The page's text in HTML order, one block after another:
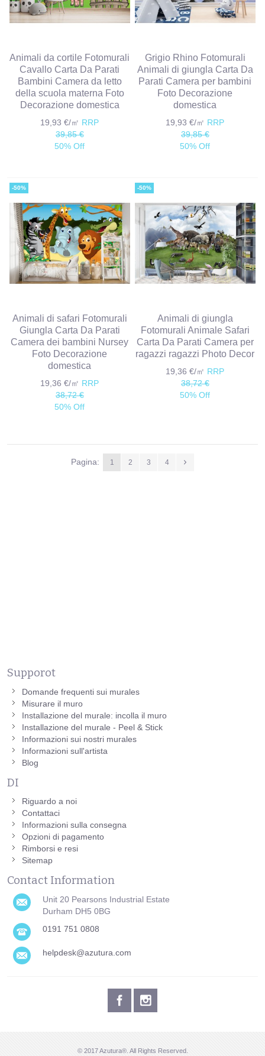
Animali da cortile Fotomurali
Cavallo Carta Da Parati
Bambini Camera da letto
della scuola materna Foto
Decorazione domestica
19,93 €/㎡ RRP
39,85 €
50% Off
Grigio Rhino Fotomurali
Animali di giungla Carta Da
Parati Camera per bambini
Foto Decorazione
domestica
19,93 €/㎡ RRP
39,85 €
50% Off
-50%
Animali di safari Fotomurali
Giungla Carta Da Parati
Camera dei bambini Nursey
Foto Decorazione
domestica
19,36 €/㎡ RRP
38,72 €
50% Off
-50%
Animali di giungla
Fotomurali Animale Safari
Carta Da Parati Camera per
ragazzi ragazzi Photo Decor
19,36 €/㎡ RRP
38,72 €
50% Off
Pagina: 1 2 3 4
Supporot
Domande frequenti sui murales
Misurare il muro
Installazione del murale: incolla il muro
Installazione del murale - Peel & Stick
Informazioni sui nostri murales
Informazioni sull'artista
Blog
DI
Riguardo a noi
Contattaci
Informazioni sulla consegna
Opzioni di pagamento
Rimborsi e resi
Sitemap
Contact Information
Unit 20 Pearsons Industrial Estate
Durham DH5 0BG
0191 751 0808
helpdesk@azutura.com
© 2017 Azutura®. All Rights Reserved.